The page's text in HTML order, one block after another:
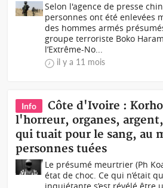
Selon l'agence de presse
personnes ont été enlevées
des hommes armés
groupe terroriste Boko
l’Extrême-No...
il y a 11 mois
Info
Côte d'Ivoire :
l'horreur, organes,
qui tuait pour le sang, au
personnes tuées
Le présumé meurtrier (Ph
état de choc. Ce qui n’était